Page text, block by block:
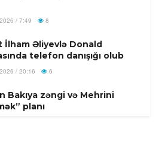
/ 7:49 8
İlham Əliyevlə Donald
telefon danışığı olub
/ 20:16 6
Bakıya zəngi və Mehrini
planı